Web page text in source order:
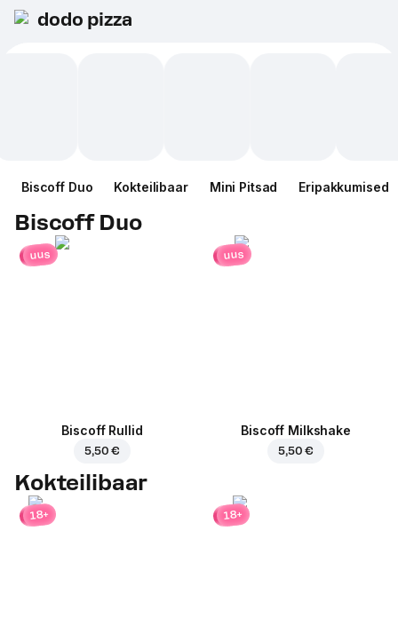
dodo pizza
Biscoff Duo Kokteilibaar Mini Pitsad Eripakkumised
Biscoff Duo
uus
Biscoff Rullid
5,50 €
uus
Biscoff Milkshake
5,50 €
Kokteilibaar
18+ 18+